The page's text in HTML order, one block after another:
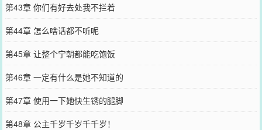
第43章 你们有好去处我不拦着
第44章 怎么啥话都不听呢
第45章 让整个宁朝都能吃饱饭
第46章 一定有什么是她不知道的
第47章 使用一下她快生锈的腿脚
第48章 公主千岁千岁千千岁！